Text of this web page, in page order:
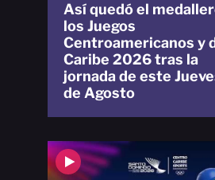
Así quedó el
los Juegos
Centroamericanos y
Caribe 2026 tras la
jornada de este
de Agosto